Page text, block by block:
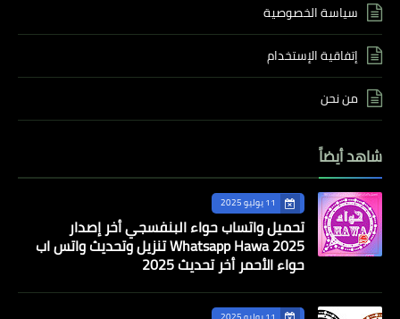
سياسة الخصوصية
إتفاقية الإستخدام
من نحن
شاهد أيضاً
11 يوليو 2025
تحميل واتساب حواء البنفسجي أخر إصدار
Whatsapp Hawa 2025 تنزيل وتحديث واتس اب
حواء الأحمر أخر تحديث 2025